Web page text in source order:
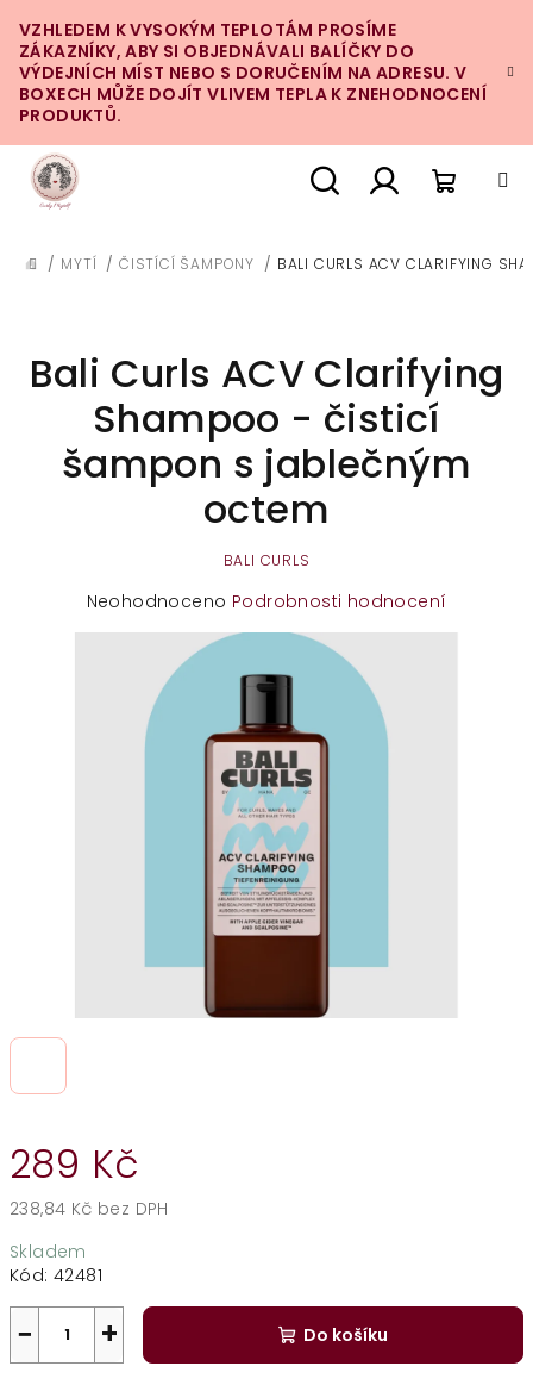
na
obsah
VZHLEDEM K VYSOKÝM TEPLOTÁM PROSÍME
ZÁKAZNÍKY, ABY SI OBJEDNÁVALI BALÍČKY DO
VÝDEJNÍCH MÍST NEBO S DORUČENÍM NA ADRESU. V
BOXECH MŮŽE DOJÍT VLIVEM TEPLA K ZNEHODNOCENÍ
PRODUKTŮ.
DOMŮ
/ MYTÍ / ČISTÍCÍ ŠAMPONY / BALI CURLS ACV CLARIFYING
289 Kč
238,84 Kč bez DPH
cena:
Skladem
Kód: 42481
+
− Do košíku
Bali Curls ACV Clarifying
Shampoo - čisticí
šampon s jablečným
octem
BALI CURLS
Průměrné
Neohodnoceno Podrobnosti hodnocení